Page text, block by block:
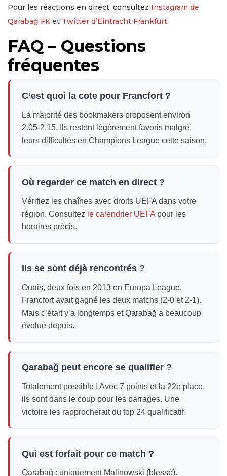
Pour les réactions en direct, consultez Instagram de
Qarabağ FK et Twitter d’Eintracht Frankfurt.
FAQ – Questions
fréquentes
C’est quoi la cote pour Francfort ?
La majorité des bookmakers proposent environ
2.05-2.15. Ils restent légèrement favoris malgré
leurs difficultés en Champions League cette saison.
Où regarder ce match en direct ?
Vérifiez les chaînes avec droits UEFA dans votre
région. Consultez le calendrier UEFA pour les
horaires précis.
Ils se sont déjà rencontrés ?
Ouais, deux fois en 2013 en Europa League.
Francfort avait gagné les deux matchs (2-0 et 2-1).
Mais c’était y’a longtemps et Qarabağ a beaucoup
évolué depuis.
Qarabağ peut encore se qualifier ?
Totalement possible ! Avec 7 points et la 22e place,
ils sont dans le coup pour les barrages. Une
victoire les rapprocherait du top 24 qualificatif.
Qui est forfait pour ce match ?
Qarabağ : uniquement Malinowski (blessé).